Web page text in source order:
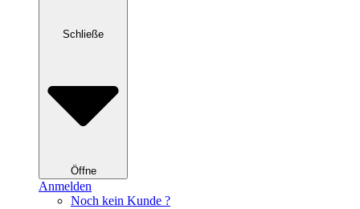
Schließe
Öffne
Anmelden
Noch kein Kunde ?